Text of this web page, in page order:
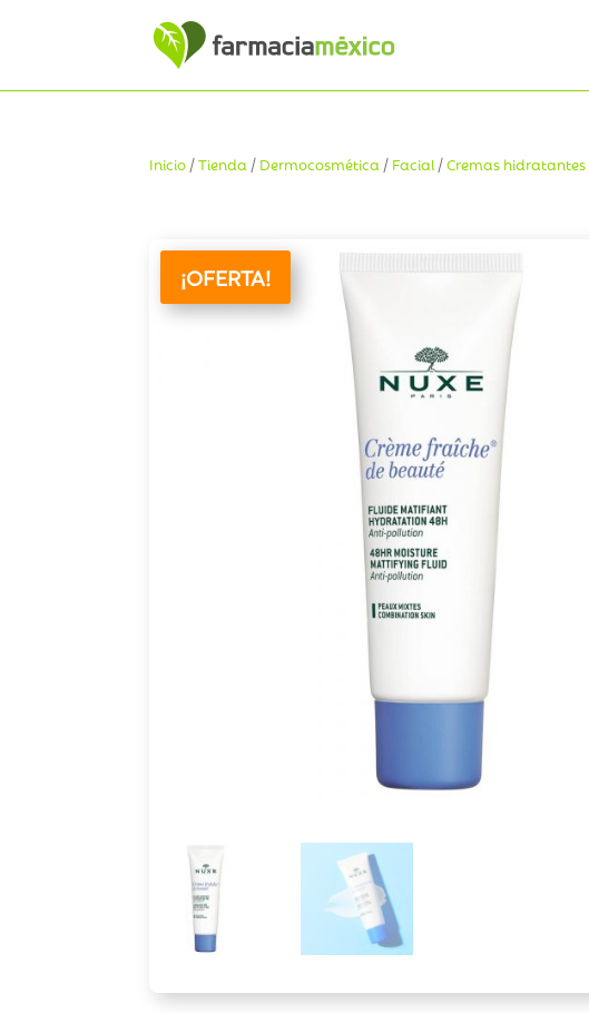
Inicio /Tienda / Dermocosmética / Facial /Cremas hidratantes
¡OFERTA!